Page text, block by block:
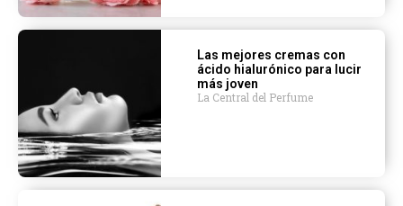
Las mejores cremas con
ácido hialurónico para lucir
más joven
La Central del Perfume